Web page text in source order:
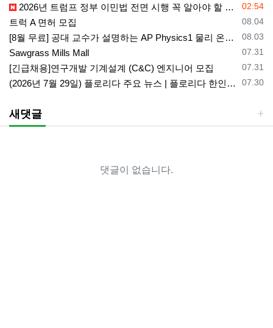
등록일
02:54
2026년 트럼프 정부 이민법 전면 시행 꼭 알아야 할 4가지!!
등록일
08.04
트럭 A 면허 모집
등록일
08.03
[8월 무료] 공대 교수가 설명하는 AP Physics1 물리 온라인 강의
등록일
07.31
Sawgrass Mills Mall
등록일
07.31
[긴급채용]연구개발 기계설계 (C&C) 엔지니어 모집
등록일
07.30
(2026년 7월 29일) 플로리다 주요 뉴스 | 플로리다 한인 닷컴
새댓글
댓글이 없습니다.